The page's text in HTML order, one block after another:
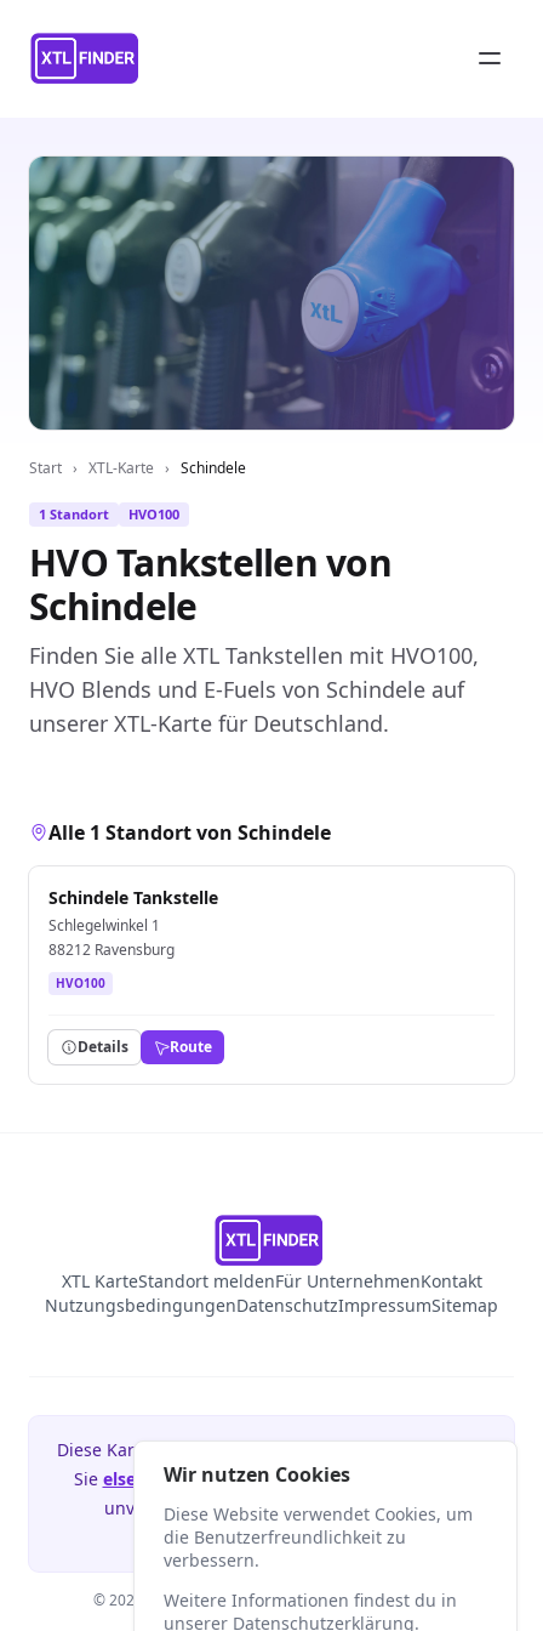
Start › XTL-Karte › Schindele
1 Standort HVO100
HVO Tankstellen von
Schindele
Finden Sie alle XTL Tankstellen mit HVO100,
HVO Blends und E-Fuels von Schindele auf
unserer XTL-Karte für Deutschland.
Alle 1 Standort von Schindele
Schindele Tankstelle
Schlegelwinkel 1
88212 Ravensburg
HVO100
Details Route
XTL KarteStandort meldenFür UnternehmenKontakt
NutzungsbedingungenDatenschutzImpressumSitemap
Diese Kartenanwendung könnte Ihre sein! Besuchen
Sie elsenmedia.comund melden Sie sich für ein
unverbindliches Erstgespräch in unserer
Webagentur an.
© 2026 Elsen Media GmbH · Alle Rechte vorbehalten.
Wir nutzen Cookies
Diese Website verwendet Cookies, um
die Benutzerfreundlichkeit zu
verbessern.
Weitere Informationen findest du in
unserer Datenschutzerklärung.